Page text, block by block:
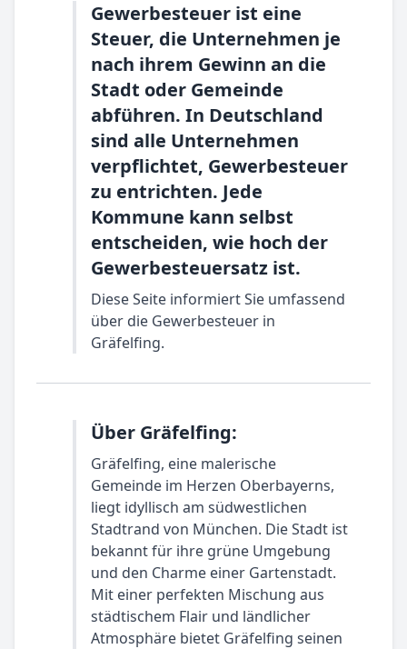
Gewerbesteuer ist eine
Steuer, die Unternehmen je
nach ihrem Gewinn an die
Stadt oder Gemeinde
abführen. In Deutschland
sind alle Unternehmen
verpflichtet, Gewerbesteuer
zu entrichten. Jede
Kommune kann selbst
entscheiden, wie hoch der
Gewerbesteuersatz ist.
Diese Seite informiert Sie umfassend
über die Gewerbesteuer in
Gräfelfing.
Über Gräfelfing:
Gräfelfing, eine malerische
Gemeinde im Herzen Oberbayerns,
liegt idyllisch am südwestlichen
Stadtrand von München. Die Stadt ist
bekannt für ihre grüne Umgebung
und den Charme einer Gartenstadt.
Mit einer perfekten Mischung aus
städtischem Flair und ländlicher
Atmosphäre bietet Gräfelfing seinen